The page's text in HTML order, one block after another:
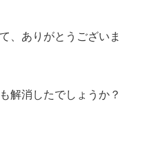
、ありがとうございま
解消したでしょうか？